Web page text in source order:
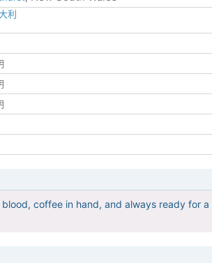
利
coffee in hand, and always ready for